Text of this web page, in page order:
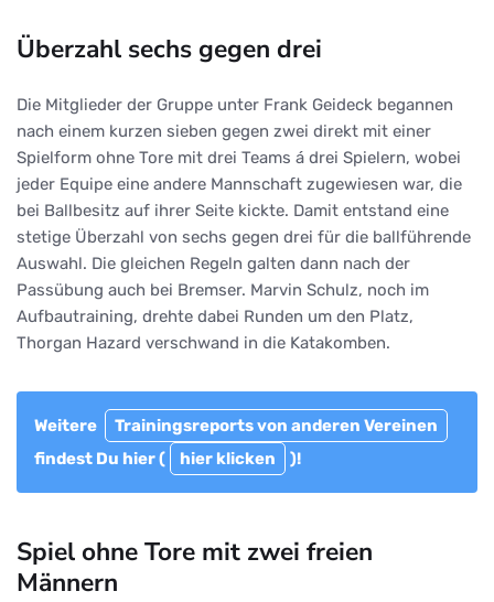
Überzahl sechs gegen drei
Die Mitglieder der Gruppe unter Frank Geideck begannen
nach einem kurzen sieben gegen zwei direkt mit einer
Spielform ohne Tore mit drei Teams á drei Spielern, wobei
jeder Equipe eine andere Mannschaft zugewiesen war, die
bei Ballbesitz auf ihrer Seite kickte. Damit entstand eine
stetige Überzahl von sechs gegen drei für die ballführende
Auswahl. Die gleichen Regeln galten dann nach der
Passübung auch bei Bremser. Marvin Schulz, noch im
Aufbautraining, drehte dabei Runden um den Platz,
Thorgan Hazard verschwand in die Katakomben.
Weitere
Trainingsreports von anderen Vereinen
findest Du hier (
hier klicken )!
Spiel ohne Tore mit zwei freien
Männern